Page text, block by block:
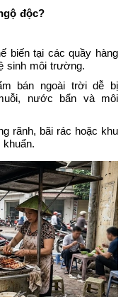
độc?
biến tại các quầy hàng
sinh môi trường.
bán ngoài trời dễ bị
nước bẩn và môi
rãnh, bãi rác hoặc khu